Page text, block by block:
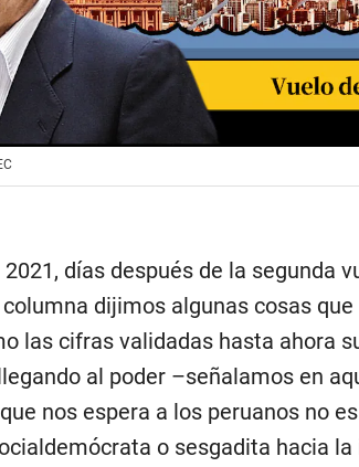
días después de la segunda
dijimos algunas cosas
las cifras validadas hasta ahora
al poder –señalamos en
nos espera a los peruanos no
o sesgadita hacia la